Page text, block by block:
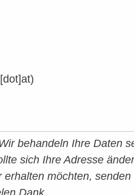
behandeln Ihre Daten
sich Ihre Adresse
möchten,